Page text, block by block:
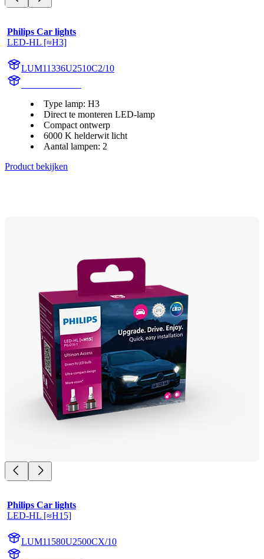
Philips Car lights
LED-HL [≈H3]
LUM11336U2510C2/10
Type lamp: H3
Direct te monteren LED-lamp
Compact ontwerp
6000 K helderwit licht
Aantal lampen: 2
Product bekijken
Philips Car lights
LED-HL [≈H15]
LUM11580U2500CX/10